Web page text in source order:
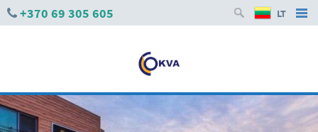
+370 69 305 605 LT